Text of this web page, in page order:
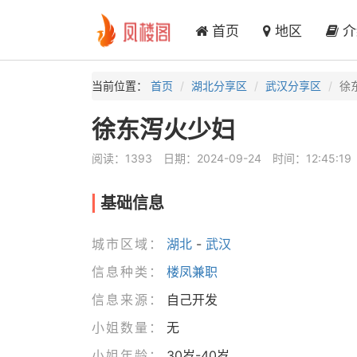
首页 地区 介
当前位置： 首页 湖北分享区 武汉分享区 徐
徐东泻火少妇
阅读：1393 日期：2024-09-24 时间：12:45:19
基础信息
城市区域： 湖北- 武汉
信息种类：
楼凤兼职
信息来源：
自己开发
小姐数量：
无